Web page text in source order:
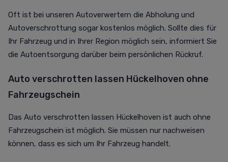
Oft ist bei unseren Autoverwertern die Abholung und
Autoverschrottung sogar kostenlos möglich. Sollte dies für
Ihr Fahrzeug und in Ihrer Region möglich sein, informiert Sie
die Autoentsorgung darüber beim persönlichen Rückruf.
Auto verschrotten lassen Hückelhoven ohne
Fahrzeugschein
Das Auto verschrotten lassen Hückelhoven ist auch ohne
Fahrzeugschein ist möglich. Sie müssen nur nachweisen
können, dass es sich um Ihr Fahrzeug handelt.